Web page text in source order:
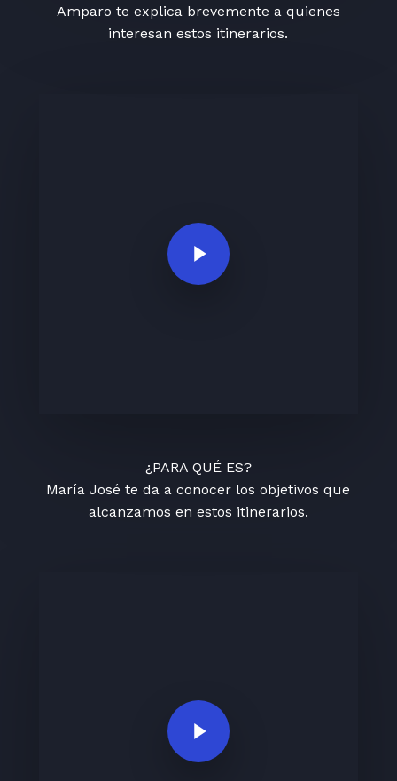
Amparo te explica brevemente a quienes
interesan estos itinerarios.
Play Video
¿PARA QUÉ ES?
María José te da a conocer los objetivos que
alcanzamos en estos itinerarios.
Play Video